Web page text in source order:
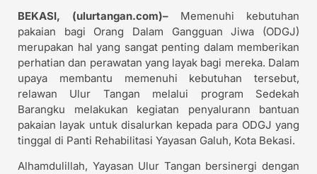
BEKASI, (ulurtangan.com)– Memenuhi kebutuhan
pakaian bagi Orang Dalam Gangguan Jiwa (ODGJ)
merupakan hal yang sangat penting dalam memberikan
perhatian dan perawatan yang layak bagi mereka. Dalam
upaya membantu memenuhi kebutuhan tersebut,
relawan Ulur Tangan melalui program Sedekah
Barangku melakukan kegiatan penyalurann bantuan
pakaian layak untuk disalurkan kepada para ODGJ yang
tinggal di Panti Rehabilitasi Yayasan Galuh, Kota Bekasi.
Alhamdulillah, Yayasan Ulur Tangan bersinergi dengan